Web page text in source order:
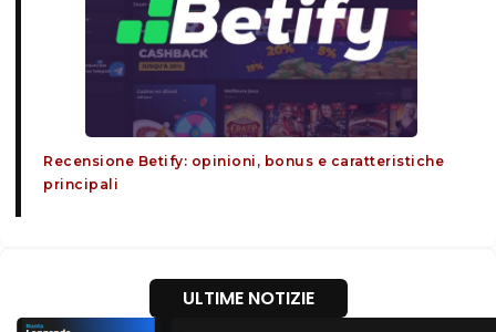
Recensione Betify: opinioni, bonus e caratteristiche
principali
ULTIME NOTIZIE